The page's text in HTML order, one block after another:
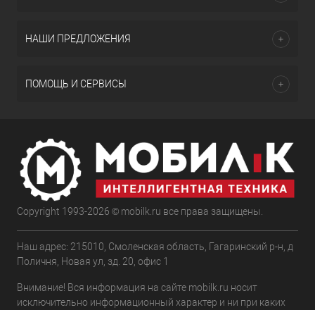
НАШИ ПРЕДЛОЖЕНИЯ
ПОМОЩЬ И СЕРВИСЫ
Copyright 1993-2026 © mobilk.ru все права защищены.
Наш адрес: 215010, Смоленская область, Гагаринский р-н, д
Поличня, Новая ул, зд. 20, офис 1
Внимание! Вся информация на сайте mobilk.ru носит
исключительно информационный характер и ни при каких